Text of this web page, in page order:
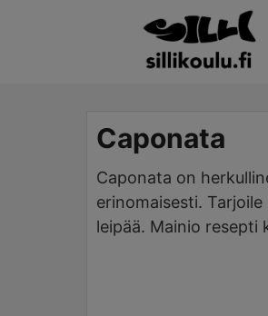
Caponata
Caponata on
erinomaisesti.
leipää. Mainio resepti